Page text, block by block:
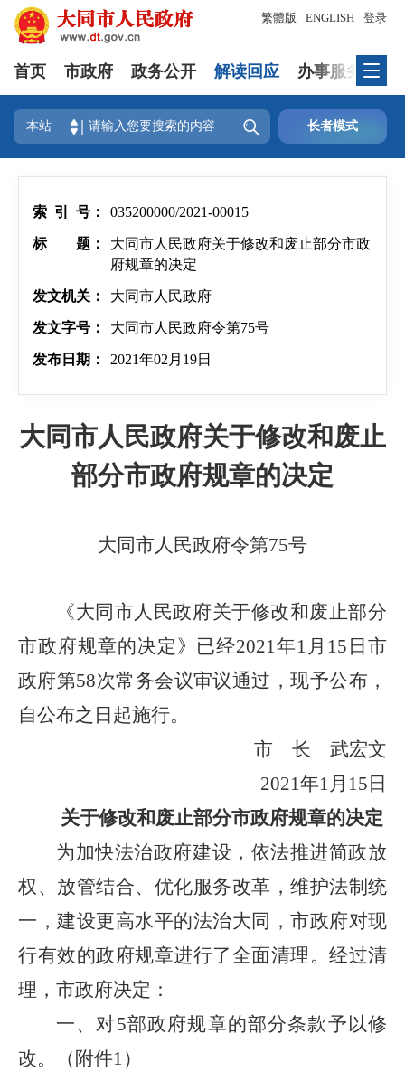
登录
繁體版 ENGLISH
首页 市政府 政务公开 解读回应 办事服务
本站  长者模式
索 引 号： 035200000/2021-00015
标 题：
大同市人民政府关于修改和废止部分市政
府规章的决定
发文机关： 大同市人民政府
发文字号： 大同市人民政府令第75号
发布日期： 2021年02月19日
大同市人民政府关于修改和废止
部分市政府规章的决定
大同市人民政府令第75号
《大同市人民政府关于修改和废止部分
市政府规章的决定》已经2021年1月15日市
政府第58次常务会议审议通过，现予公布，
自公布之日起施行。
市 长 武宏文
2021年1月15日
关于修改和废止部分市政府规章的决定
为加快法治政府建设，依法推进简政放
权、放管结合、优化服务改革，维护法制统
一，建设更高水平的法治大同，市政府对现
行有效的政府规章进行了全面清理。经过清
理，市政府决定：
一、对5部政府规章的部分条款予以修
改。（附件1）